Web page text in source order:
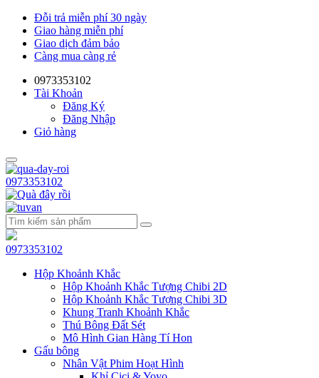
Đỗi trả miễn phí 30 ngày
Giao hàng miễn phí
Giao dịch đảm bảo
Càng mua càng rẻ
0973353102
Tài Khoản
Đăng Ký
Đăng Nhập
Giỏ hàng
0973353102
0973353102
Hộp Khoảnh Khắc
Hộp Khoảnh Khắc Tượng Chibi 2D
Hộp Khoảnh Khắc Tượng Chibi 3D
Khung Tranh Khoảnh Khắc
Thú Bông Đất Sét
Mô Hình Gian Hàng Tí Hon
Gấu bông
Nhân Vật Phim Hoạt Hình